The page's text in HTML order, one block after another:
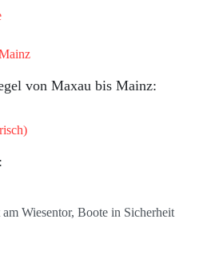
von Maxau bis Mainz:
am Wiesentor, Boote in Sicherheit